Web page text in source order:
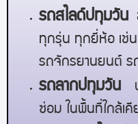
รถสไลด์ปทุมวัน
ทุกรุ่น ทุกยี่ห้อ เช่
รถจักรยานยนต์ ร
รถลากปทุมวัน
ซ่อม ในพื้นที่ใกล้เคี